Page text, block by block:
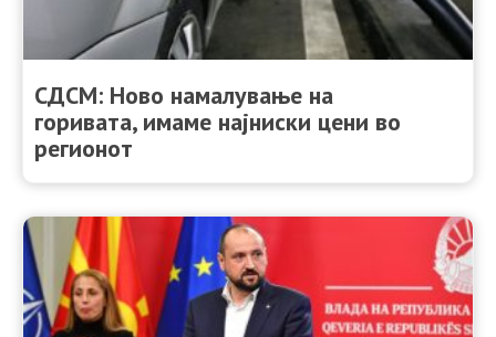
СДСМ: Ново намалување на
горивата, имаме најниски цени во
регионот